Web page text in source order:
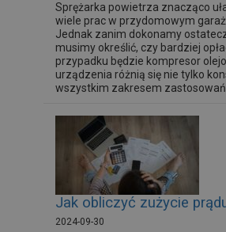
Sprężarka powietrza znacząco
wiele prac w przydomowym
Jednak zanim dokonamy
musimy określić, czy bardziej
przypadku będzie kompresor
urządzenia różnią się nie tylko
wszystkim zakresem
Jak obliczyć zużycie
2024-09-30